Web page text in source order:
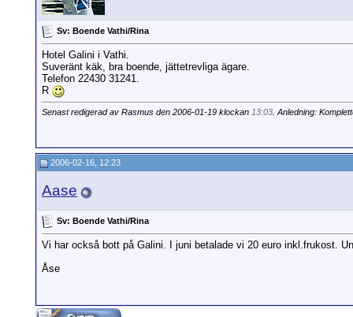
Sv: Boende Vathi/Rina
Hotel Galini i Vathi.
Suveränt käk, bra boende, jättetrevliga ägare.
Telefon 22430 31241.
R
Senast redigerad av Rasmus den 2006-01-19 klockan 13:03 . Anledning:
2006-02-16, 12:23
Aase
Sv: Boende Vathi/Rina
Vi har också bott på Galini. I juni betalade vi 20 euro inkl.frukost.
Åse